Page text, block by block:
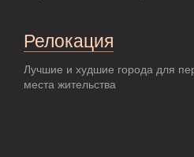
Релокация
Лучшие и худшие города для
места жительства